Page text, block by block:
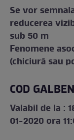
Se vor
reducerea
sub 50 m
Fenomene
(chiciură sau
COD
Valabil de la :
01-2020 ora